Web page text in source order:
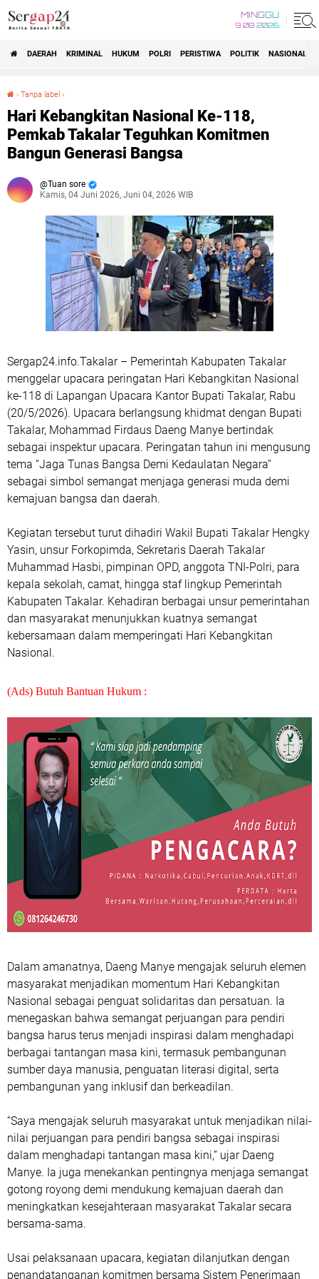
MINGGU
9 08 2026
DAERAH KRIMINAL HUKUM POLRI PERISTIWA POLITIK NASIONAL
› Tanpa label ›
Hari Kebangkitan Nasional Ke-118,
Pemkab Takalar Teguhkan Komitmen
Bangun Generasi Bangsa
Tuan sore
Kamis, 04 Juni 2026, Juni 04, 2026 WIB
Sergap24.info.Takalar – Pemerintah Kabupaten Takalar
menggelar upacara peringatan Hari Kebangkitan Nasional
ke-118 di Lapangan Upacara Kantor Bupati Takalar, Rabu
(20/5/2026). Upacara berlangsung khidmat dengan Bupati
Takalar, Mohammad Firdaus Daeng Manye bertindak
sebagai inspektur upacara. Peringatan tahun ini mengusung
tema “Jaga Tunas Bangsa Demi Kedaulatan Negara”
sebagai simbol semangat menjaga generasi muda demi
kemajuan bangsa dan daerah.
Kegiatan tersebut turut dihadiri Wakil Bupati Takalar Hengky
Yasin, unsur Forkopimda, Sekretaris Daerah Takalar
Muhammad Hasbi, pimpinan OPD, anggota TNI-Polri, para
kepala sekolah, camat, hingga staf lingkup Pemerintah
Kabupaten Takalar. Kehadiran berbagai unsur pemerintahan
dan masyarakat menunjukkan kuatnya semangat
kebersamaan dalam memperingati Hari Kebangkitan
Nasional.
(Ads) Butuh Bantuan Hukum :
Dalam amanatnya, Daeng Manye mengajak seluruh elemen
masyarakat menjadikan momentum Hari Kebangkitan
Nasional sebagai penguat solidaritas dan persatuan. Ia
menegaskan bahwa semangat perjuangan para pendiri
bangsa harus terus menjadi inspirasi dalam menghadapi
berbagai tantangan masa kini, termasuk pembangunan
sumber daya manusia, penguatan literasi digital, serta
pembangunan yang inklusif dan berkeadilan.
“Saya mengajak seluruh masyarakat untuk menjadikan nilai-
nilai perjuangan para pendiri bangsa sebagai inspirasi
dalam menghadapi tantangan masa kini,” ujar Daeng
Manye. Ia juga menekankan pentingnya menjaga semangat
gotong royong demi mendukung kemajuan daerah dan
meningkatkan kesejahteraan masyarakat Takalar secara
bersama-sama.
Usai pelaksanaan upacara, kegiatan dilanjutkan dengan
penandatanganan komitmen bersama Sistem Penerimaan